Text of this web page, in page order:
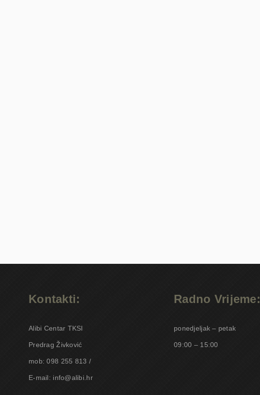
Kontakti:
Alibi Centar TKSI
Predrag Živković
mob: 098 255 813 /
E-mail: info@alibi.hr
Radno Vrijeme:
ponedjeljak – petak
09:00 – 15:00